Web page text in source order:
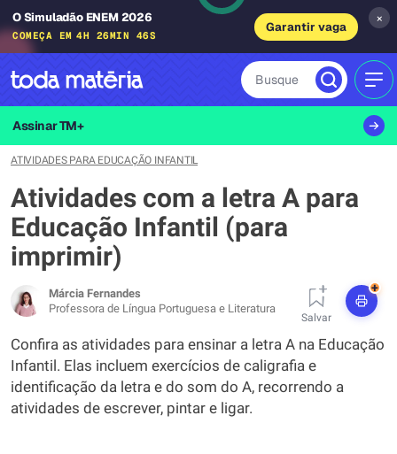
O Simuladão ENEM 2026
COMEÇA EM 4H 26MIN 45S
Garantir vaga
×
Busque
Assinar TM+
ATIVIDADES PARA EDUCAÇÃO INFANTIL
Atividades com a letra A para
Educação Infantil (para
imprimir)
Márcia Fernandes
Professora de Língua Portuguesa e Literatura
Salvar
+
Confira as atividades para ensinar a letra A na Educação
Infantil. Elas incluem exercícios de caligrafia e
identificação da letra e do som do A, recorrendo a
atividades de escrever, pintar e ligar.